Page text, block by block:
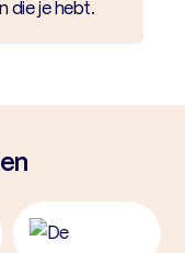
die je hebt.